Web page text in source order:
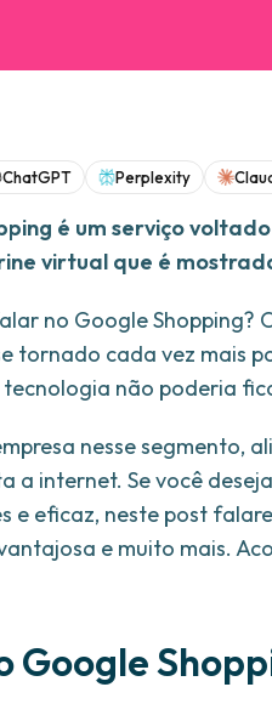
ChatGPT Perplexity
é um serviço
virtual que é
no Google Shopping?
tornado cada vez mais
não poderia
nesse segmento,
a internet. Se você
e eficaz, neste post
e muito mais.
Google